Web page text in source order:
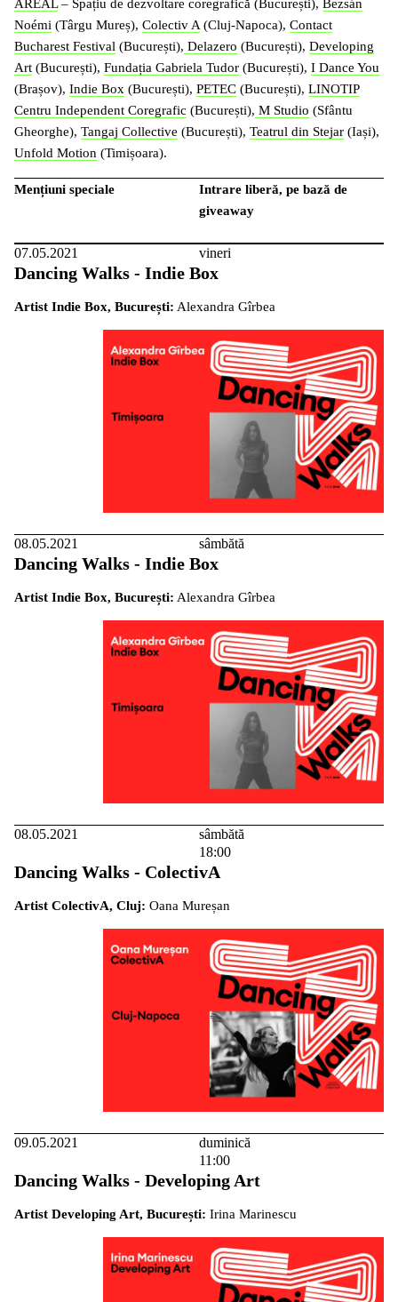
AREAL– Spațiu de dezvoltare coregrafică (București), Bezsán
Noémi (Târgu Mureș), Colectiv A (Cluj-Napoca), Contact
Bucharest Festival (București), Delazero (București), Developing
Art (București), Fundația Gabriela Tudor (București), I Dance You
(Brașov), Indie Box (București), PETEC (București), LINOTIP
Centru Independent Coregrafic (București), M Studio (Sfântu
Gheorghe), Tangaj Collective (București), Teatrul din Stejar (Iași),
Unfold Motion (Timișoara).
Mențiuni speciale
Intrare liberă, pe bază de
giveaway
07.05.2021 vineri
Dancing Walks - Indie Box
Artist Indie Box, București: Alexandra Gîrbea
08.05.2021 sâmbătă
Dancing Walks - Indie Box
Artist Indie Box, București: Alexandra Gîrbea
08.05.2021
sâmbătă
18:00
Dancing Walks - ColectivA
Artist ColectivA, Cluj: Oana Mureșan
09.05.2021
duminică
11:00
Dancing Walks - Developing Art
Artist Developing Art, București: Irina Marinescu